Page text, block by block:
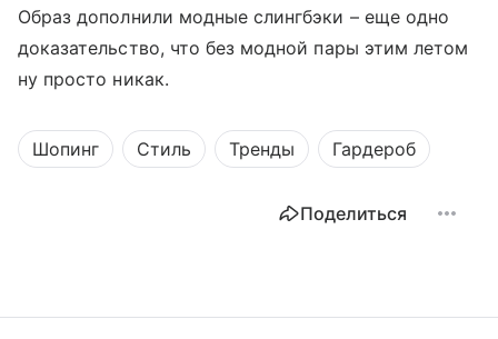
Образ дополнили модные слингбэки – еще одно
доказательство, что без модной пары этим летом
ну просто никак.
Шопинг Стиль Тренды Гардероб
Поделиться